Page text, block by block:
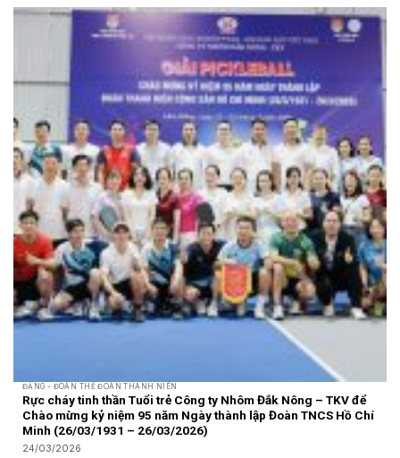
ĐẢNG - ĐOÀN THỂ ĐOÀN THANH NIÊN
Rực cháy tinh thần Tuổi trẻ Công ty Nhôm Đắk Nông – TKV để
Chào mừng kỷ niệm 95 năm Ngày thành lập Đoàn TNCS Hồ Chí
Minh (26/03/1931 – 26/03/2026)
24/03/2026